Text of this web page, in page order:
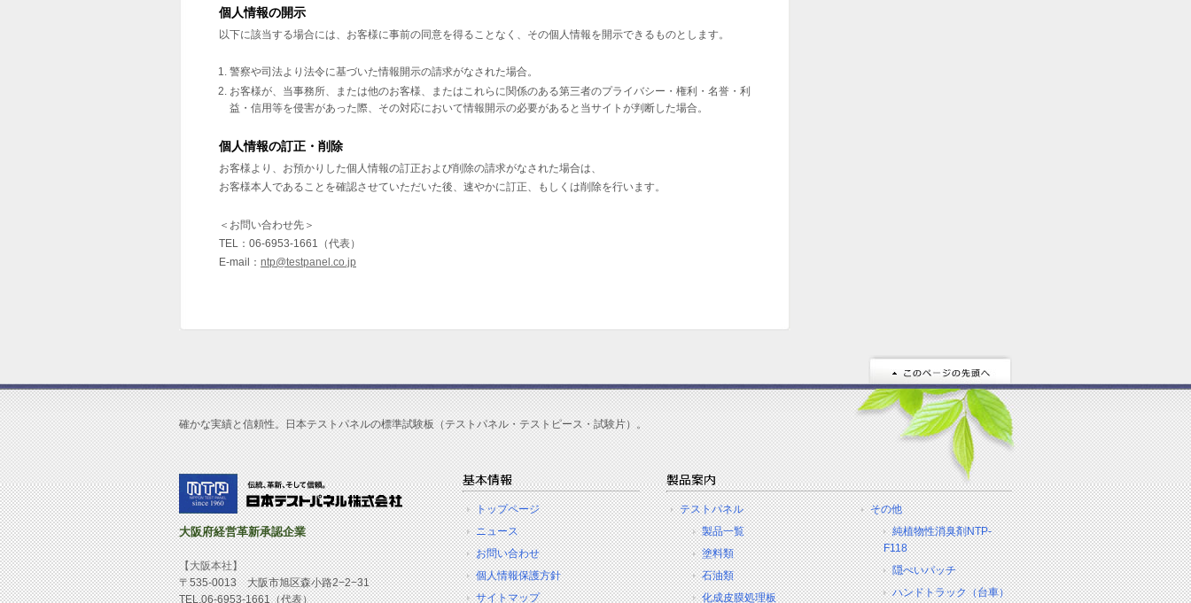
個人情報の開示
以下に該当する場合には、お客様に事前の同意を得ることなく、その個人情報を開示できるものとします。
警察や司法より法令に基づいた情報開示の請求がなされた場合。
お客様が、当事務所、または他のお客様、またはこれらに関係のある第三者のプライバシー・権利・名誉・利
益・信用等を侵害があった際、その対応において情報開示の必要があると当サイトが判断した場合。
個人情報の訂正・削除
お客様より、お預かりした個人情報の訂正および削除の請求がなされた場合は、
お客様本人であることを確認させていただいた後、速やかに訂正、もしくは削除を行います。
＜お問い合わせ先＞
TEL：06-6953-1661（代表）
E-mail： ntp@testpanel.co.jp
確かな実績と信頼性。日本テストパネルの標準試験板（テストパネル・テストピース・試験片）。
大阪府経営革新承認企業
【大阪本社】
〒535-0013 大阪市旭区森小路2−2−31
TEL.06-6953-1661（代表）
トップページ
ニュース
お問い合わせ
個人情報保護方針
サイトマップ
テストパネル
製品一覧
塗料類
石油類
化成皮膜処理板
その他
純植物性消臭剤NTP-
F118
隠ぺいパッチ
ハンドトラック（台車）